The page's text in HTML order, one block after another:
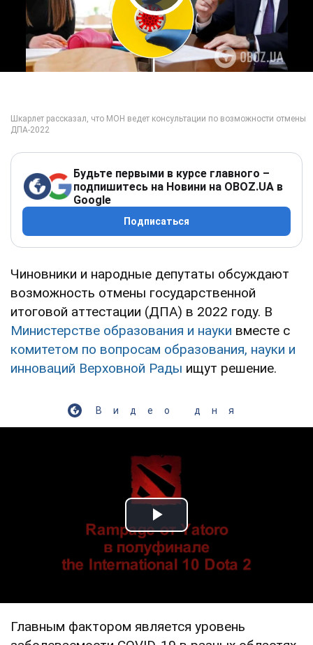
Play Video
Будьте первыми в курсе главного –
подпишитесь на Новини на OBOZ.UA в
Google
Подписаться
Чиновники и народные депутаты обсуждают
возможность отмены государственной
итоговой аттестации (ДПА) в 2022 году. В
Министерстве образования и науки вместе с
комитетом по вопросам образования, науки и
инноваций Верховной Рады ищут решение.
Видео дня
Play Video
Главным фактором является уровень